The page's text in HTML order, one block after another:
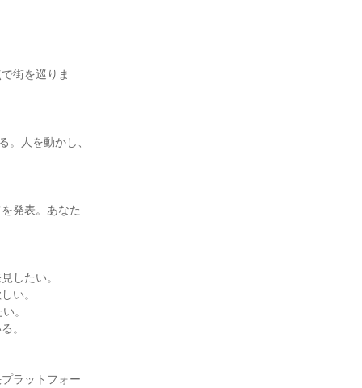
街を巡りま
。人を動かし、
発表。あなた
したい。
い。
。
。
ラットフォー